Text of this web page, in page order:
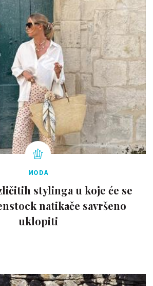
MODA
stylinga u koje će se
natikače savršeno
uklopiti